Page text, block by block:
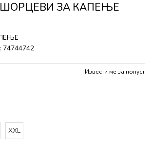
ЗА КАПЕЊЕ
74744742
Извести ме за попуст
XXL